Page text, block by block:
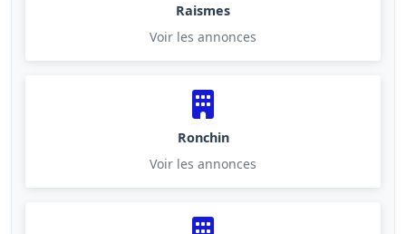
Raismes
Voir les annonces
Ronchin
Voir les annonces